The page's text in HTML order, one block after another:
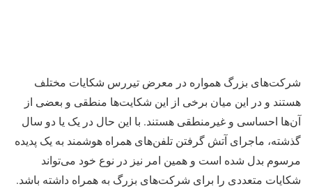
شرکت‌های بزرگ همواره در معرض تیررس شکایات مختلف
هستند و در این میان برخی از این شکایت‌ها منطقی و بعضی از
آن‌ها احساسی و غیرمنطقی هستند. با این حال در یک یا دو سال
گذشته، ماجرای آتش گرفتن تلفن‌های همراه هوشمند به یک پدیده
مرسوم بدل شده است و همین امر نیز در نوع خود می‌تواند
شکایات متعددی را برای شرکت‌های بزرگ به همراه داشته باشد.